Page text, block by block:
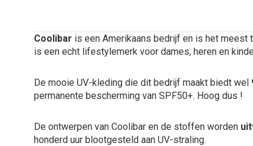
Coolibar is een Amerikaans bedrijf en is het meest
is een echt lifestylemerk voor dames, heren en
De mooie UV-kleding die dit bedrijf maakt biedt wel
permanente bescherming van SPF50+. Hoog dus !
De ontwerpen van Coolibar en de stoffen worden
honderd uur blootgesteld aan UV-straling.